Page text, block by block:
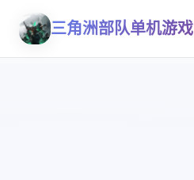
三角洲部队单机游戏